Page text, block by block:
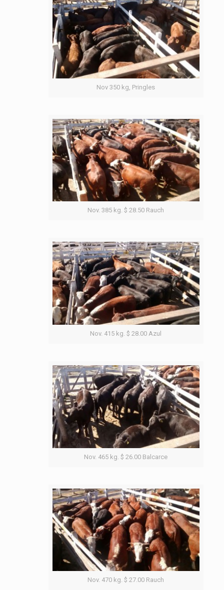
Nov 350 kg, Pringles
Nov. 385 kg. $ 28.50 Rauch
Nov. 415 kg. $ 28.00 Azul
Nov. 465 kg. $ 26.00 Balcarce
Nov. 470 kg. $ 27.00 Rauch